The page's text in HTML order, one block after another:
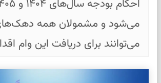
می‌شود و مشمولان همه
می‌توانند برای دریافت این وام